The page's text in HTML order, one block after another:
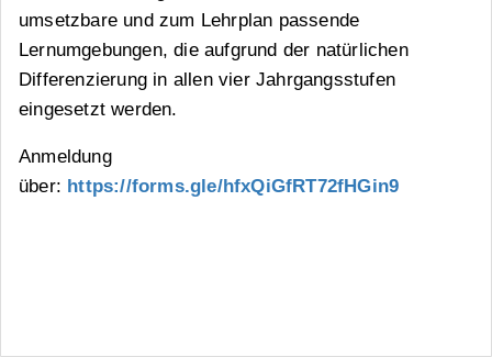
umsetzbare und zum Lehrplan passende
Lernumgebungen, die aufgrund der natürlichen
Differenzierung in allen vier Jahrgangsstufen
eingesetzt werden.
Anmeldung
über: https://forms.gle/hfxQiGfRT72fHGin9